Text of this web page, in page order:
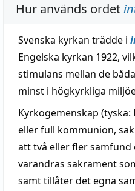
Hur används ordet
Svenska kyrkan trädde i
Engelska kyrkan 1922,
stimulans mellan de
minst i högkyrkliga
Kyrkogemenskap
eller full kommunion,
att två eller fler
varandras sakrament
samt tillåter det egna